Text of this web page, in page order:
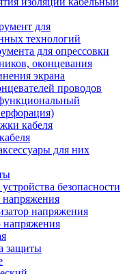
для
технологий
для опрессовки
оконцевания
экрана
проводов
кабеля
для них
безопасности
напряжения
напряжения
напряжения
защиты